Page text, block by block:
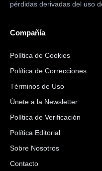
pérdidas derivadas del uso
Compañía
Política de Cookies
Política de Correcciones
Términos de Uso
Únete a la Newsletter
Política de Verificación
Política Editorial
Sobre Nosotros
Contacto